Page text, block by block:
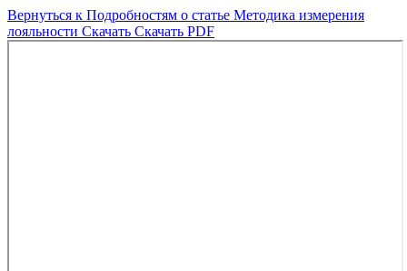
Вернуться к Подробностям о статье Методика измерения
лояльности Скачать Скачать PDF